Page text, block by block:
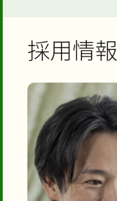
採用情報